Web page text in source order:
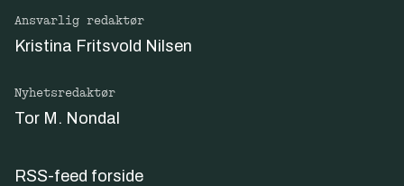
Ansvarlig redaktør
Kristina Fritsvold Nilsen
Nyhetsredaktør
Tor M. Nondal
RSS-feed forside